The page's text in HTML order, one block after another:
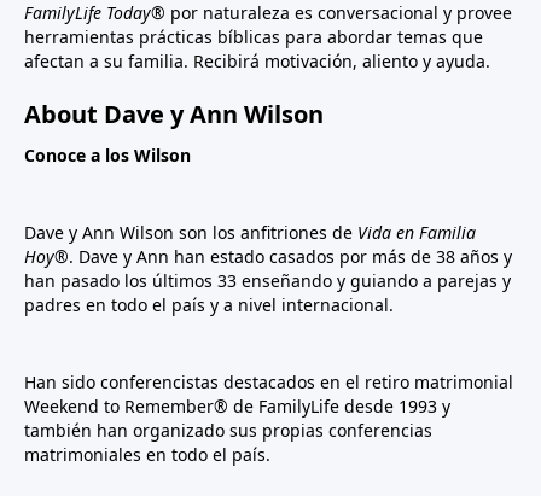
FamilyLife Today® por naturaleza es conversacional y provee
herramientas prácticas bíblicas para abordar temas que
afectan a su familia. Recibirá motivación, aliento y ayuda.
About Dave y Ann Wilson
Conoce a los Wilson
Dave y Ann Wilson son los anfitriones de Vida en Familia
Hoy®. Dave y Ann han estado casados por más de 38 años y
han pasado los últimos 33 enseñando y guiando a parejas y
padres en todo el país y a nivel internacional.
Han sido conferencistas destacados en el retiro matrimonial
Weekend to Remember® de FamilyLife desde 1993 y
también han organizado sus propias conferencias
matrimoniales en todo el país.